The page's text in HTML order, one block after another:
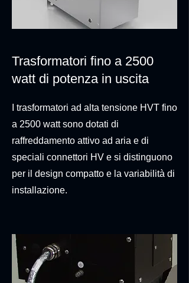
Trasformatori fino a 2500
watt di potenza in uscita
I trasformatori ad alta tensione HVT fino
a 2500 watt sono dotati di
raffreddamento attivo ad aria e di
speciali connettori HV e si distinguono
per il design compatto e la variabilità di
installazione.